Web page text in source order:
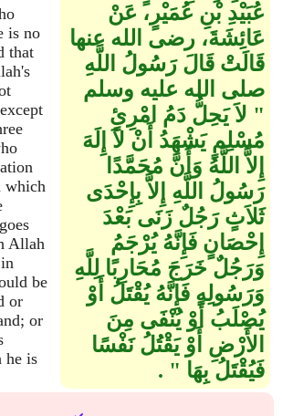
is no
that
which
Allah
be
or
or
he is
عُبَيْدِ بْنِ عُمَيْرٍ، عَنْ
عَائِشَةَ، رضى الله عنها
قَالَتْ قَالَ رَسُولُ اللَّهِ
صلى الله عليه وسلم ‏
"‏ لاَ يَحِلُّ دَمُ امْرِئٍ
مُسْلِمٍ يَشْهَدُ أَنْ لاَ إِلَهَ
إِلاَّ اللَّهُ وَأَنَّ مُحَمَّدًا
رَسُولُ اللَّهِ إِلاَّ بِإِحْدَى
ثَلاَثٍ رَجُلٌ زَنَى بَعْدَ
إِحْصَانٍ فَإِنَّهُ يُرْجَمُ
وَرَجُلٌ خَرَجَ مُحَارِبًا لِلَّهِ
وَرَسُولِهِ فَإِنَّهُ يُقْتَلُ أَوْ
يُصْلَبُ أَوْ يُنْفَى مِنَ
الأَرْضِ أَوْ يَقْتُلُ نَفْسًا
فَيُقْتَلُ بِهَا ‏"‏ ‏.‏